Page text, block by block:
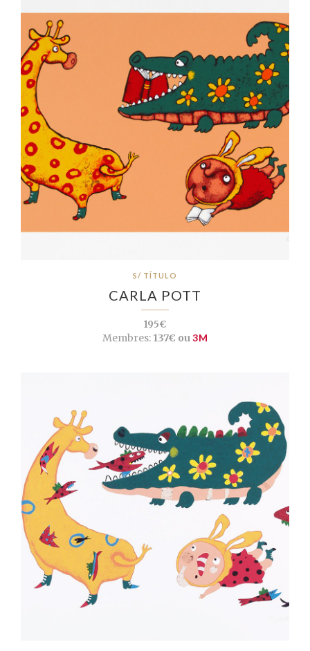
S/ TÍTULO
CARLA POTT
195€
Membres:137€ ou3M